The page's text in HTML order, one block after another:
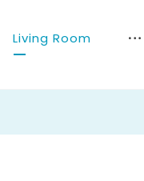
Living Room